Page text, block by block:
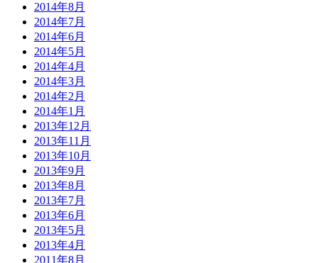
2014年8月
2014年7月
2014年6月
2014年5月
2014年4月
2014年3月
2014年2月
2014年1月
2013年12月
2013年11月
2013年10月
2013年9月
2013年8月
2013年7月
2013年6月
2013年5月
2013年4月
2011年8月